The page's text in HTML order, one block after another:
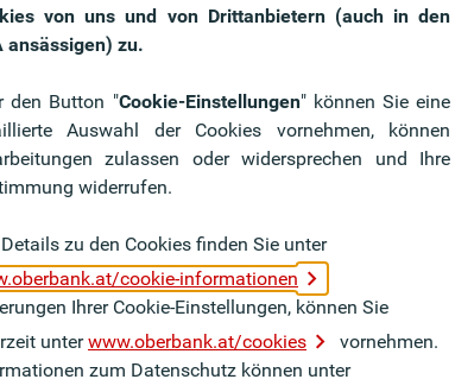
Der Schwimmteich
Oase – für Menschen wie für Tiere. Ihr
und Wassertiefen angelegt werden –
bunter Gärten sind, dann fügt sich ein
Büschen und Sträuchern wunderbar in
zulegt, sorgt daher ganz nebenbei für
von uns und von Drittanbietern (auch in den
ansässigen) zu.
den Button "Cookie-Einstellungen" können Sie eine
Auswahl der Cookies vornehmen, können
zulassen oder widersprechen und Ihre
widerrufen.
zu den Cookies finden Sie unter
cookie-informationen
Ihrer Cookie-Einstellungen, können Sie
unterwww.oberbank.at/cookies
vornehmen.
zum Datenschutz können unter